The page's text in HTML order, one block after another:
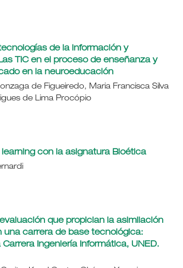
de la información y
TIC en el proceso de enseñanza y
en la neuroeducación
de Figueiredo, Maria Francisca Silva
de Lima Procópio
con la asignatura Bioética
que propician la asimilación
una carrera de base tecnológica:
Ingeniería Informática, UNED.